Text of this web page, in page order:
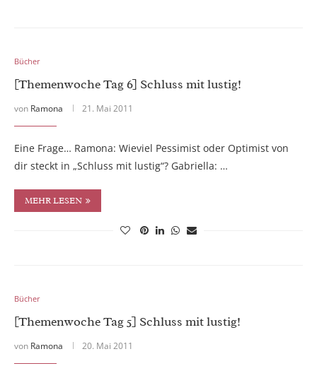
Bücher
[Themenwoche Tag 6] Schluss mit lustig!
von Ramona 21. Mai 2011
Eine Frage… Ramona: Wieviel Pessimist oder Optimist von
dir steckt in „Schluss mit lustig“? Gabriella: …
MEHR LESEN
Bücher
[Themenwoche Tag 5] Schluss mit lustig!
von Ramona 20. Mai 2011